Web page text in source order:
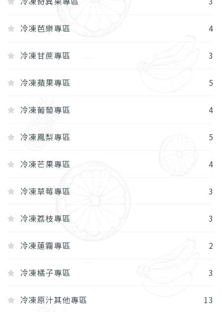
冷凍芭樂專區 4
冷凍甘蔗專區 3
冷凍蘋果專區 5
冷凍葡萄專區 4
冷凍鳳梨專區 5
冷凍芒果專區 4
冷凍草莓專區 3
冷凍荔枝專區 3
冷凍蓮霧專區 2
冷凍橘子專區 3
冷凍原汁其他專區 13